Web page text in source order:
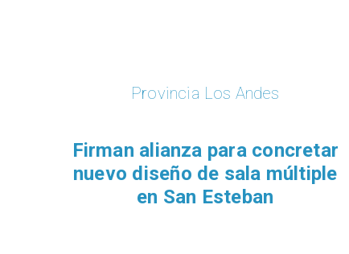
Provincia San Felipe
Cesfam de Santa María recibe
nuevo ecógrafo donado por la
embajada de Japón